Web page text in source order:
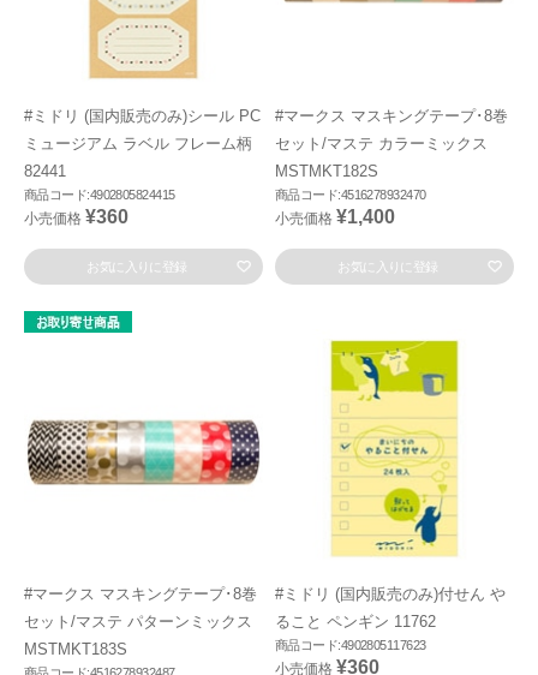
#ミドリ (国内販売のみ)シール PC
ミュージアム ラベル フレーム柄
82441
商品コード:4902805824415
小売価格 ¥360
お気に入りに登録
#マークス マスキングテープ･8巻
セット/マステ カラーミックス
MSTMKT182S
商品コード:4516278932470
小売価格 ¥1,400
お気に入りに登録
#マークス マスキングテープ･8巻
セット/マステ パターンミックス
MSTMKT183S
#ミドリ (国内販売のみ)付せん や
ること ペンギン 11762
商品コード:4902805117623
小売価格 ¥360